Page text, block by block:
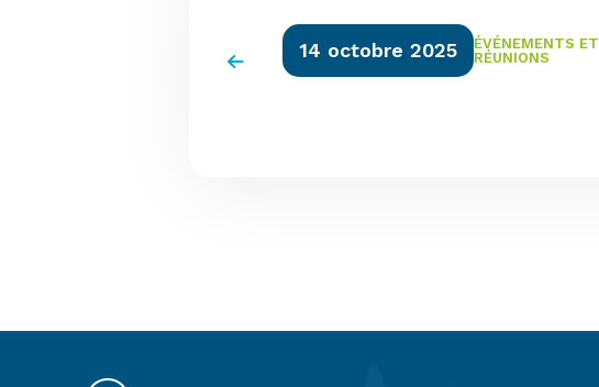
14 octobre 2025
ÉVÉNEMENTS ET
RÉUNIONS